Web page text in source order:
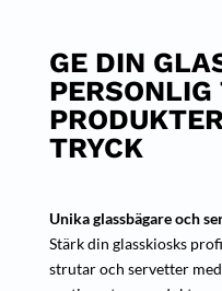
GE DIN
TRYCK
Unika glassbägare och
Stärk din glasskiosks
strutar och servetter